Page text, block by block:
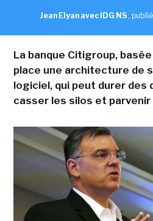
Jean Elyan avec IDG NS ,
La banque Citigroup,
place une architecture de
logiciel, qui peut durer des
casser les silos et parvenir